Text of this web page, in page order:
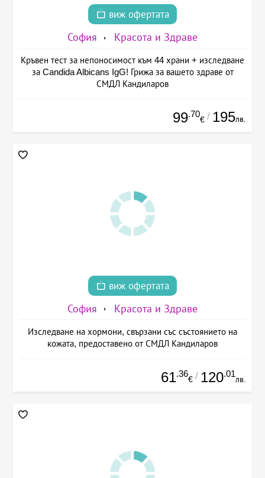
виж офертата
София Красота и Здраве
Кръвен тест за непоносимост към 44 храни + изследване
за Candida Albicans IgG! Грижа за вашето здраве от
СМДЛ Кандиларов
99.70
€ / 195лв.
виж офертата
София Красота и Здраве
Изследване на хормони, свързани със състоянието на
кожата, предоставено от СМДЛ Кандиларов
61.36
€ / 120.01
лв.